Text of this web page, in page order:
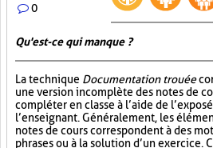
0
Qu'est-ce qui manque ?
La technique Documentation trouée
une version incomplète des notes de
compléter en classe à l’aide de
l’enseignant. Généralement, les
notes de cours correspondent à des
phrases ou à la solution d’un exercice.